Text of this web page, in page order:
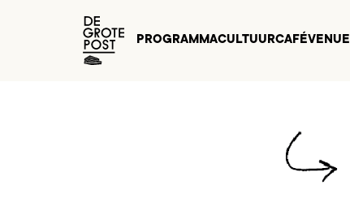
PROGRAMMACULTUURCAFÉVENUE